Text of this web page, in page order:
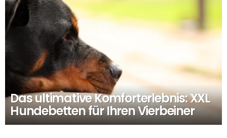
Das ultimative Komforterlebnis: XXL
Hundebetten für Ihren Vierbeiner